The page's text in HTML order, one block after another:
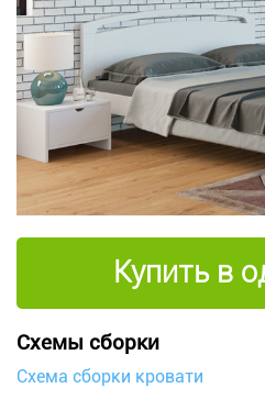
Купить в
Схемы сборки
Схема сборки кровати